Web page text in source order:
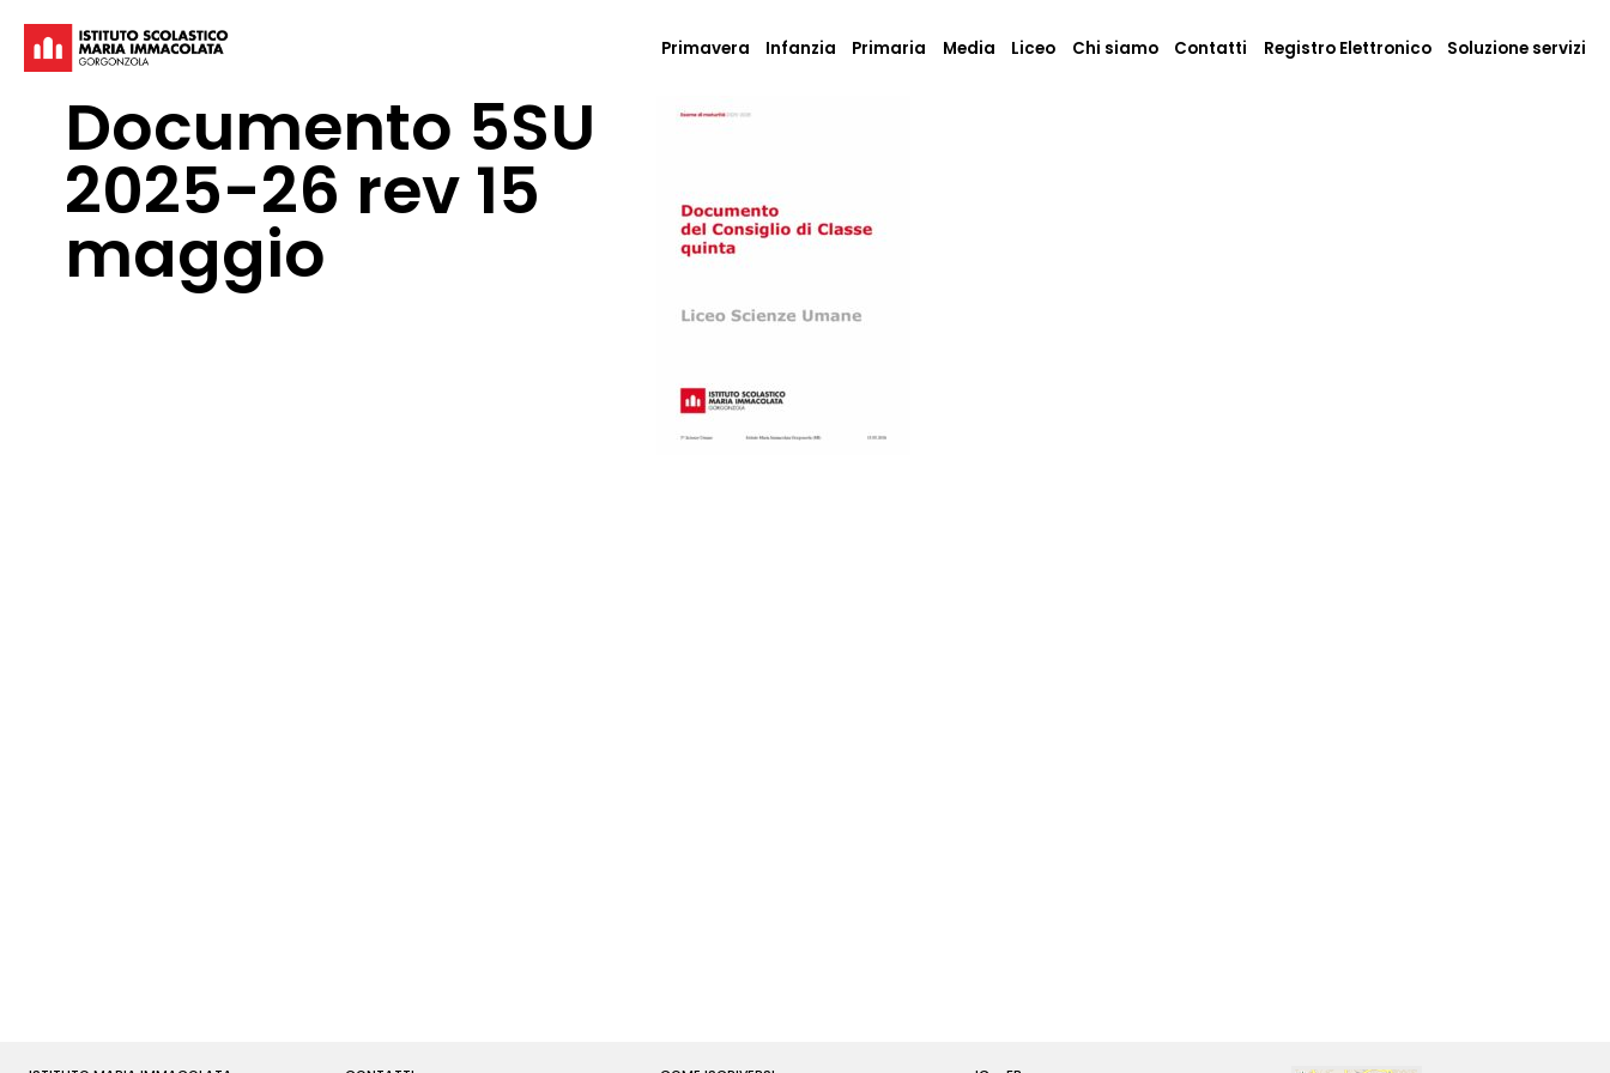
Primavera Infanzia Primaria Media Liceo Chi siamo Contatti Registro Elettronico Soluzione servizi
Documento 5SU
2025-26 rev 15
maggio